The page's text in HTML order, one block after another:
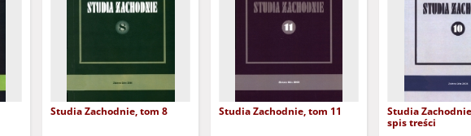
Studia Zachodnie, tom 8 Studia Zachodnie, tom 11
Studia
spis treści